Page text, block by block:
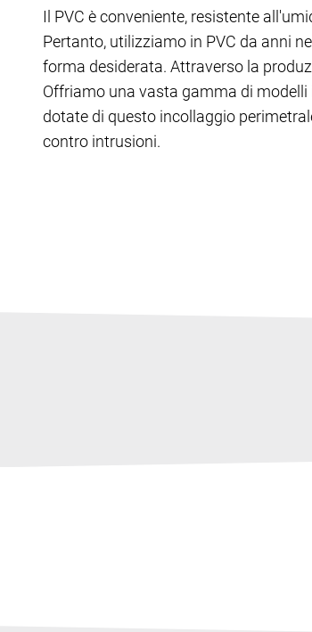
Il PVC è conveniente, resistente
Pertanto, utilizziamo in PVC da anni
forma desiderata. Attraverso la
Offriamo una vasta gamma di
dotate di questo incollaggio
contro intrusioni.